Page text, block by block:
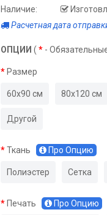
Наличие:
Расчетная дата
ОПЦИИ (* -
Размер
60х90 см 80х120 см
Другой
Ткань Про Опцию
Полиэстер Сетка
Печать Про Опцию